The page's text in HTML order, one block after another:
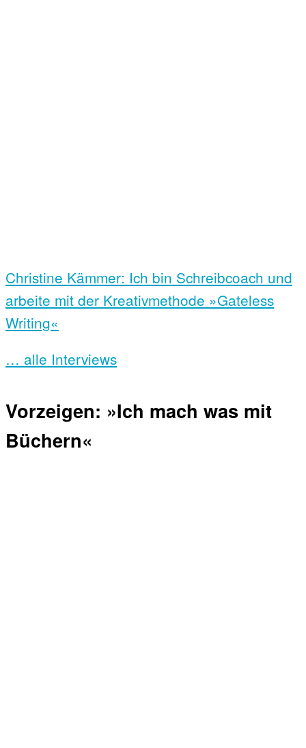
Christine Kämmer: Ich bin Schreibcoach und
arbeite mit der Kreativmethode »Gateless
Writing«
… alle Interviews
Vorzeigen: »Ich mach was mit
Büchern«